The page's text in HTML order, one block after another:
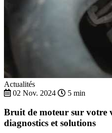
Actualités
02 Nov. 2024
5 min
Bruit de moteur sur votre
diagnostics et solutions